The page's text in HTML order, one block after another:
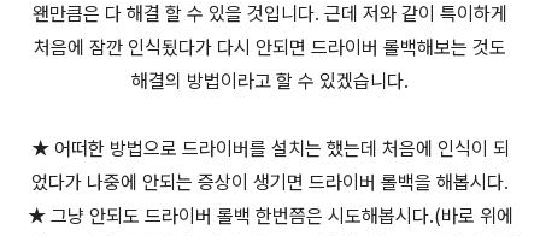
왠만큼은 다 해결 할 수 있을 것입니다. 근데 저와 같이 특이하게
처음에 잠깐 인식됬다가 다시 안되면 드라이버 롤백해보는 것도
해결의 방법이라고 할 수 있겠습니다.
★ 어떠한 방법으로 드라이버를 설치는 했는데 처음에 인식이 되
었다가 나중에 안되는 증상이 생기면 드라이버 롤백을 해봅시다.
★ 그냥 안되도 드라이버 롤백 한번쯤은 시도해봅시다.(바로 위에